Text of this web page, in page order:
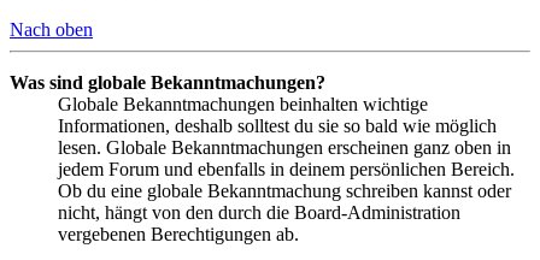
Nach oben
Was sind globale Bekanntmachungen?
Globale Bekanntmachungen beinhalten wichtige
Informationen, deshalb solltest du sie so bald wie möglich
lesen. Globale Bekanntmachungen erscheinen ganz oben in
jedem Forum und ebenfalls in deinem persönlichen Bereich.
Ob du eine globale Bekanntmachung schreiben kannst oder
nicht, hängt von den durch die Board-Administration
vergebenen Berechtigungen ab.